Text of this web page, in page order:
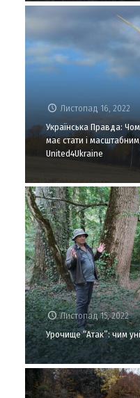
Листопад 16, 2022
Українська Правда:
має стати і
United4Ukraine
Листопад 15, 2022
Урочище “Атак”: чим